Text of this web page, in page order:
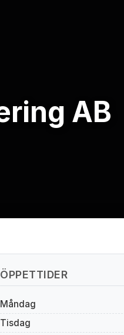
AB
ÖPPETTIDER
Måndag
Tisdag